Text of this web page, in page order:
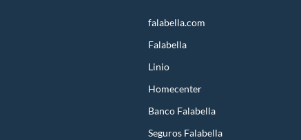
falabella.com
Falabella
Linio
Homecenter
Banco Falabella
Seguros Falabella